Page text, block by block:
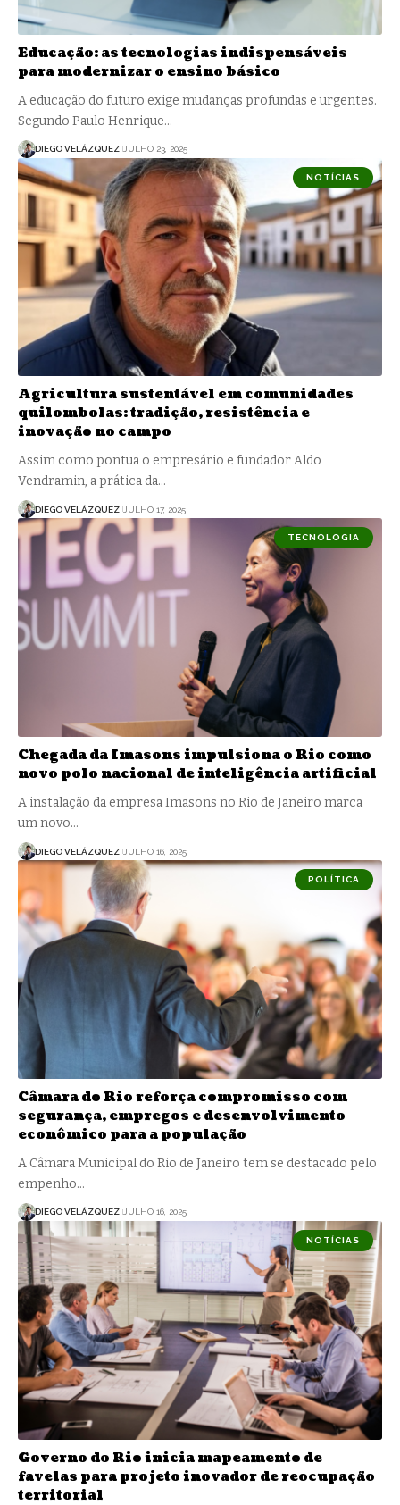
Educação: as tecnologias indispensáveis
para modernizar o ensino básico
A educação do futuro exige mudanças profundas e urgentes.
Segundo Paulo Henrique…
DIEGO VELÁZQUEZ JULHO 23, 2025
NOTÍCIAS
Agricultura sustentável em comunidades
quilombolas: tradição, resistência e
inovação no campo
Assim como pontua o empresário e fundador Aldo
Vendramin, a prática da…
DIEGO VELÁZQUEZ JULHO 17, 2025
TECNOLOGIA
Chegada da Imasons impulsiona o Rio como
novo polo nacional de inteligência artificial
A instalação da empresa Imasons no Rio de Janeiro marca
um novo…
DIEGO VELÁZQUEZ JULHO 16, 2025
POLÍTICA
Câmara do Rio reforça compromisso com
segurança, empregos e desenvolvimento
econômico para a população
A Câmara Municipal do Rio de Janeiro tem se destacado pelo
empenho…
DIEGO VELÁZQUEZ JULHO 16, 2025
NOTÍCIAS
Governo do Rio inicia mapeamento de
favelas para projeto inovador de reocupação
territorial